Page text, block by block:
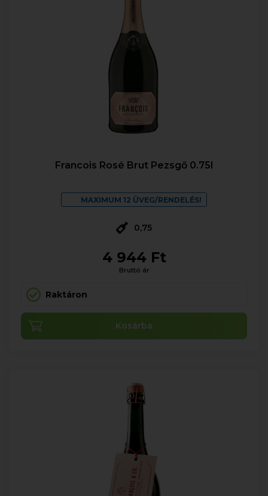
Francois Rosé Brut Pezsgő 0.75l
MAXIMUM 12 ÜVEG/RENDELÉS!
0,75
4 944 Ft
Bruttó ár
Raktáron
Kosárba